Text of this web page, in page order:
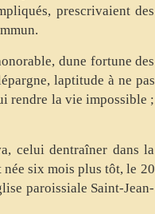
prescrivaient des
dune fortune des
laptitude à ne pas
rendre la vie impossible ;
celui dentraîner dans la
six mois plus tôt, le 20
paroissiale Saint-Jean-